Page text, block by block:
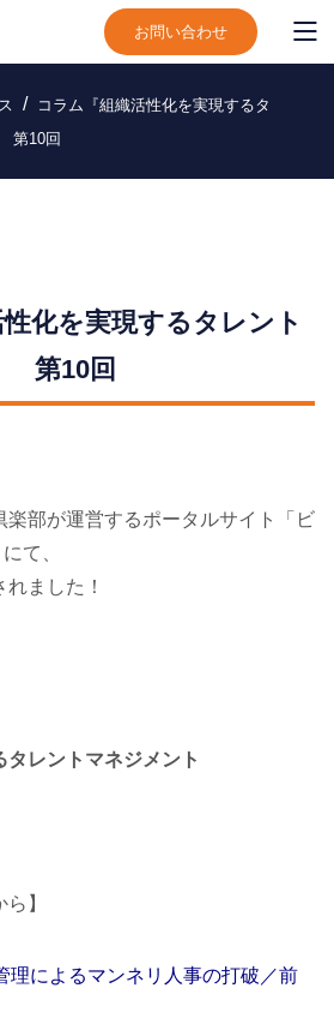
お問い合わせ
コラム『組織活性化を実現するタ
第10回
化を実現するタレント
第10回
楽部が運営するポータルサイト「ビ
て、
ました！
レントマネジメント
】
理によるマンネリ人事の打破／前